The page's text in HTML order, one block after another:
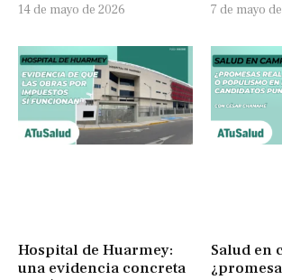
14 de mayo de 2026 7 de mayo
Hospital de Huarmey:
una evidencia concreta
Salud en